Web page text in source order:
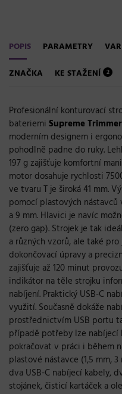
POPIS PARAMETRY
ZNAČKA KE STAŽENÍ 2
Profesionální konturovací
bateriemi Supreme
moderním designem i
pohodlně padne do ruky.
197 g zajišťuje komfortní
motor dosahuje rychlosti
ve tvaru T je široká 41 mm.
pomocí plastových nástavců
a 9 mm. Hlavici je navíc
(zero gap). Strojek je tak
a různých vzorů, ale také
dokončovací úpravy a
zajišťuje až 120 minut
indikátor na těle strojku
nabíjení. Praktický USB-C
využití. Současně dokáže
prostřednictvím USB portu
případě potřeby lze
pokračovat v práci i během
plastové nástavce (1,5 mm,
dva USB-C nabíjecí kabely,
stojánek, čisticí kartáček a